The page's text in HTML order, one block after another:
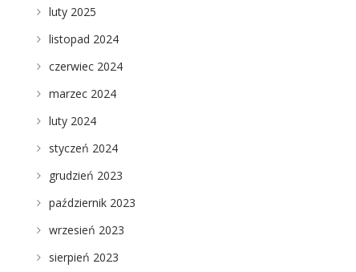
luty 2025
listopad 2024
czerwiec 2024
marzec 2024
luty 2024
styczeń 2024
grudzień 2023
październik 2023
wrzesień 2023
sierpień 2023